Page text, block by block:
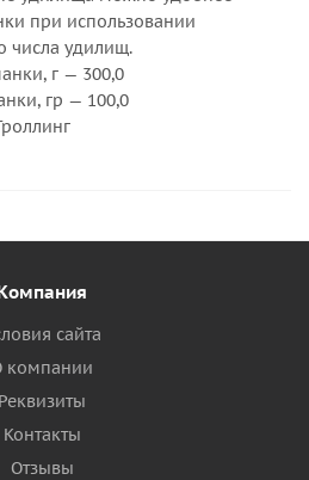
при использовании
числа удилищ.
г — 300,0
гр — 100,0
сайта
компании
Реквизиты
Контакты
Отзывы